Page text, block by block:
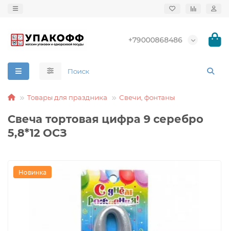
+79000868486
Товары для праздника Свечи, фонтаны
Свеча тортовая цифра 9 серебро
5,8*12 ОСЗ
Новинка